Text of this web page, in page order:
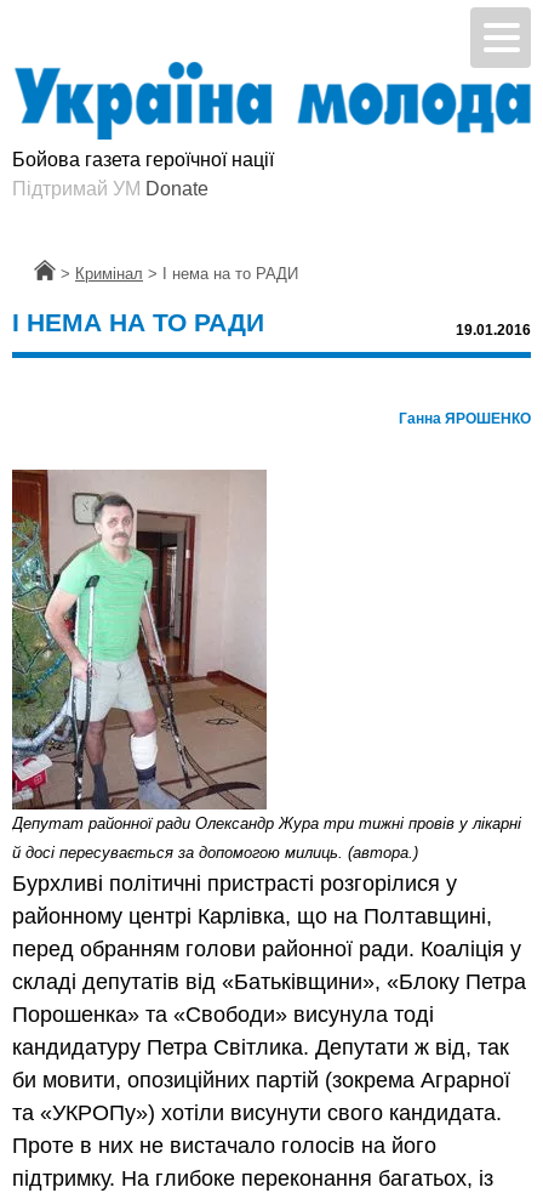
Бойова газета героїчної нації
Donate
Головна
> Кримінал > І нема на то РАДИ
І НЕМА НА ТО РАДИ 19.01.2016
Ганна ЯРОШЕНКО
Депутат районної ради Олександр Жура три тижні провів у лікарні
й досі пересувається за допомогою милиць. (автора.)
Бурхливі політичні пристрасті розгорілися у
районному центрі Карлівка, що на Полтавщині,
перед обранням голови районної ради. Коаліція у
складі депутатів від «Батьківщини», «Блоку Петра
Порошенка» та «Свободи» висунула тоді
кандидатуру Петра Світлика. Депутати ж від, так
би мовити, опозиційних партій (зокрема Аграрної
та «УКРОПу») хотіли висунути свого кандидата.
Проте в них не вистачало голосів на його
підтримку. На глибоке переконання багатьох, із